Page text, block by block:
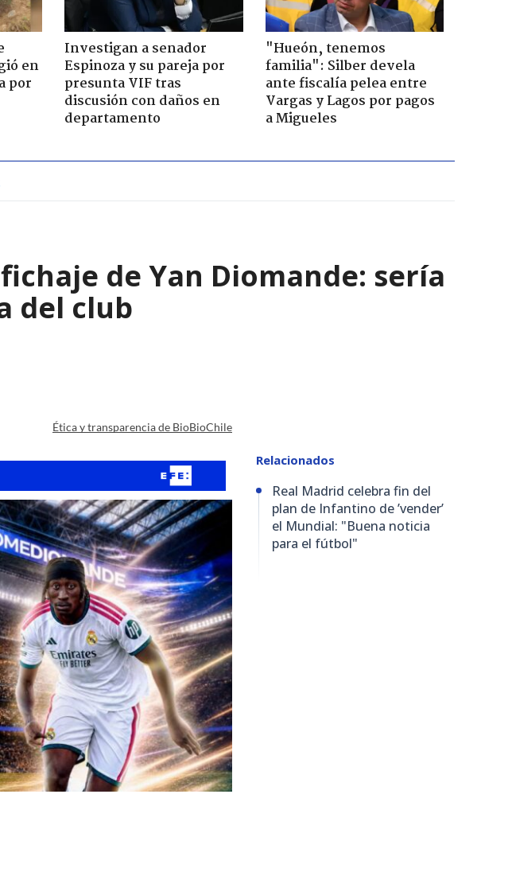
en
por
Investigan a senador
Espinoza y su pareja por
presunta VIF tras
discusión con daños en
departamento
"Hueón, tenemos
familia": Silber devela
ante fiscalía pelea entre
Vargas y Lagos por pagos
a Migueles
de Yan Diomande: sería
del club
Ética y transparencia de BioBioChile
Relacionados
Real Madrid celebra fin del
plan de Infantino de ’vender’
el Mundial: "Buena noticia
para el fútbol"